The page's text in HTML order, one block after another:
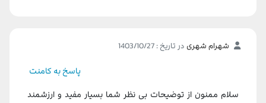
شهرام شهریدر تاریخ : 1403/10/27
پاسخ به کامنت
سلام ممنون از توضیحات بی نظر شما بسیار مفید و ارزشمند